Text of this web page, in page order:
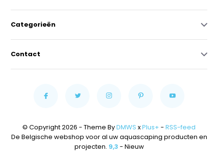
Categorieën
Contact
© Copyright 2026 - Theme ByDMWS xPlus+ - RSS-feed
De Belgische webshop voor al uw aquascaping producten en
projecten. 9,3 - Nieuw